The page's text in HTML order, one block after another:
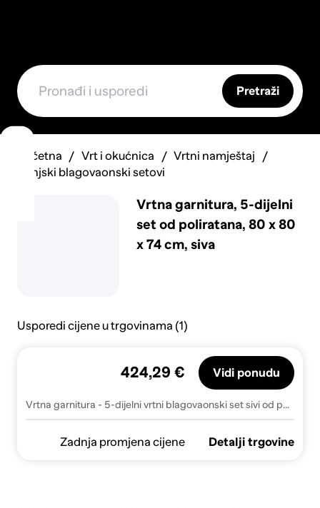
Pretraži
Početna Vrt i okućnica
Vrtni namještaj
Vanjski blagovaonski setovi
Vrtna garnitura, 5-dijelni
set od poliratana, 80 x 80
x 74 cm, siva
Usporedi cijene u trgovinama (1)
Vrtna garnitura - 5-dijelni vrtni blagovaonski set sivi od poliratana - Siva 80 x 80 x 74 cm 4
424,29 € Vidi ponudu
Zadnja promjena cijene Detalji trgovine